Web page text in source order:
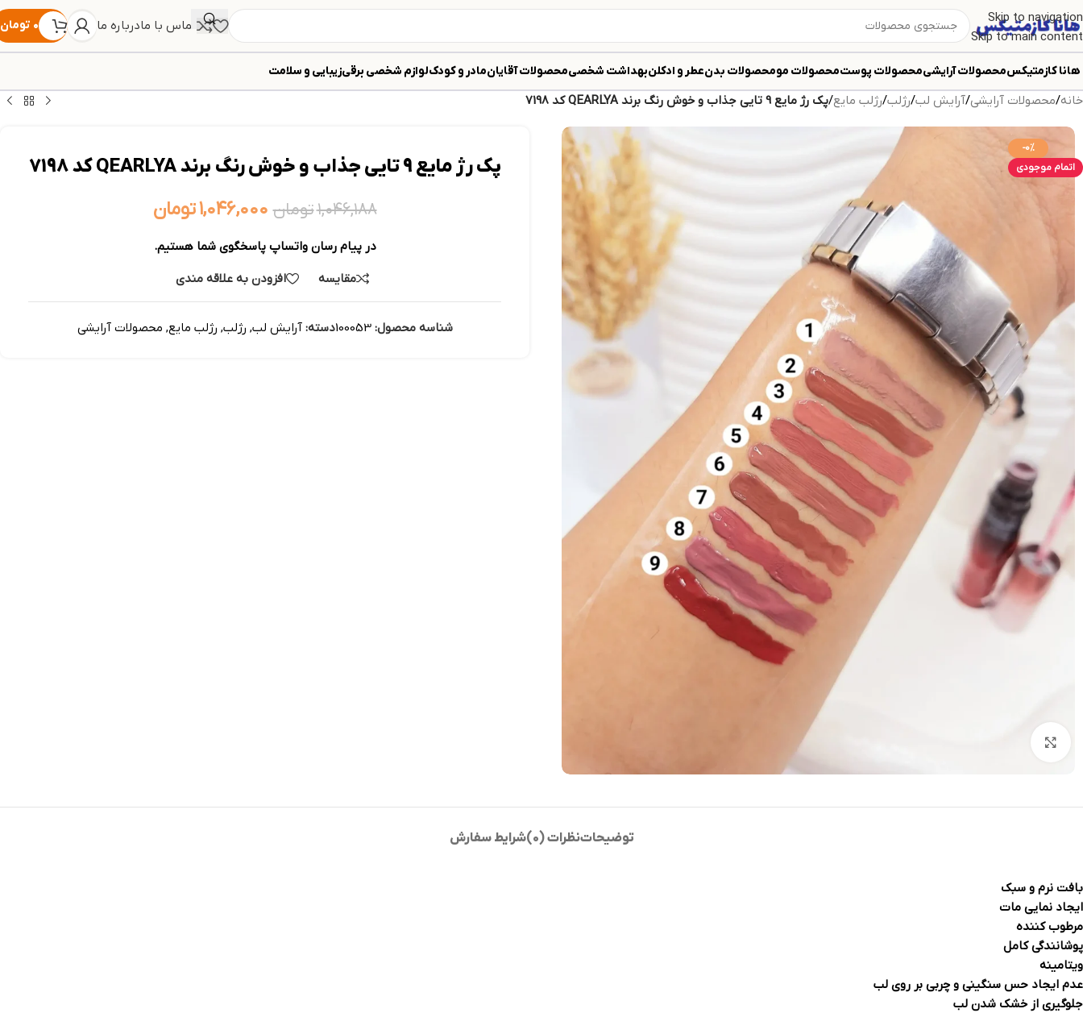
Skip to navigation
Skip to main content
تماس با مادرباره ما ۰ تومان
هانا کازمتیکسمحصولات آرایشیمحصولات پوستمحصولات مومحصولات بدنعطر و ادکلنبهداشت شخصیمحصولات آقایانمادر و کودکلوازم شخصی برقیزیبایی و سلامت
خانه/محصولات آرایشی/آرایش لب/رژلب/رژلب مایع/پک رژ مایع 9 تایی جذاب و خوش رنگ برند QEARLYA کد 7198
-0%
اتمام موجودی
پک رژ مایع 9 تایی جذاب و خوش رنگ برند QEARLYA کد 7198
۱,۰۴۶,۱۸۸تومان ۱,۰۴۶,۰۰۰تومان
در پیام رسان واتساپ پاسخگوی شما هستیم.
مقایسه
افزودن به علاقه مندی
شناسه محصول:100053دسته: آرایش لب, رژلب, رژلب مایع, محصولات آرایشی
توضیحاتنظرات (0) شرایط سفارش
بافت نرم و سبک
ایجاد نمایی مات
مرطوب کننده
پوشانندگی کامل
ویتامینه
عدم ایجاد حس سنگینی و چربی بر روی لب
جلوگیری از خشک شدن لب